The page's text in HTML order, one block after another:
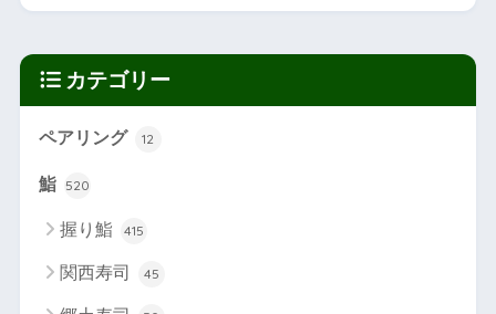
カテゴリー
ペアリング 12
鮨 520
握り鮨 415
関西寿司 45